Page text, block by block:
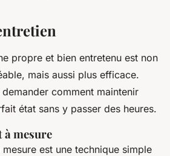
propre et bien entretenu est non
mais aussi plus efficace.
comment maintenir
état sans y passer des heures.
à mesure
est une technique simple